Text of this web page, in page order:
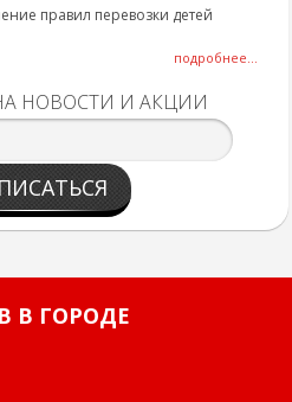
правил перевозки детей
подробнее...
НОВОСТИ И АКЦИИ
В ГОРОДЕ